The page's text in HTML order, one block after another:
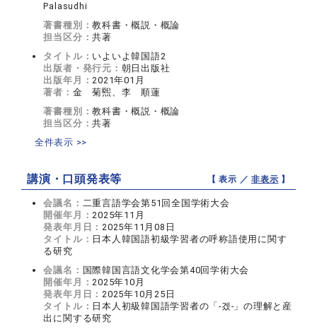
Palasudhi
著書種別：教科書・概説・概論
担当区分：共著
タイトル： いよいよ韓国語2
出版者・発行元： 朝日出版社
出版年月：2021年01月
著者： 金 菊煕、李 順蓮
著書種別：教科書・概説・概論
担当区分：共著
全件表示 >>
講演・口頭発表等 【 表示 ／非表示 】
会議名： 二重言語学会第51回全国学術大会
開催年月：2025年11月
発表年月日：2025年11月08日
タイトル： 日本人韓国語初級学習者の呼称語使用に関す
る研究
会議名： 国際韓国言語文化学会第40回学術大会
開催年月：2025年10月
発表年月日：2025年10月25日
タイトル： 日本人初級韓国語学習者の「‐겠‐」の理解と産
出に関する研究